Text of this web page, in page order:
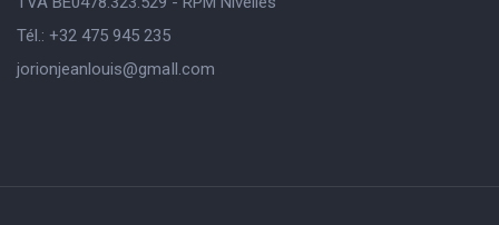
Tél.: +32 475 945 235
jorionjeanlouis@gmaIl.com